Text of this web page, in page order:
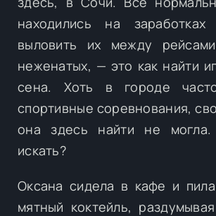
находились на
выловить их между
неженатых, — это как найти
сена. Хоть в городе
спортивные соревнования,
она здесь найти не
искать?
Оксана сидела в кафе и
мятный коктейль,